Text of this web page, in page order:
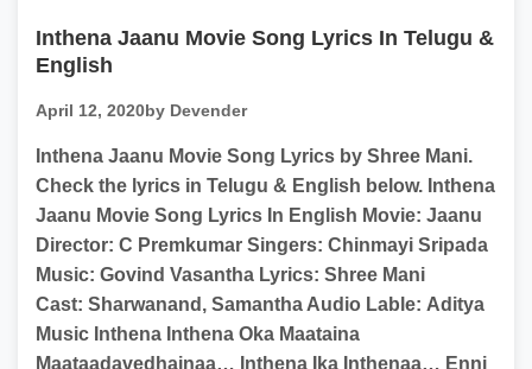
Inthena Jaanu Movie Song Lyrics In Telugu &
English
April 12, 2020by Devender
Inthena Jaanu Movie Song Lyrics by Shree Mani.
Check the lyrics in Telugu & English below. Inthena
Jaanu Movie Song Lyrics In English Movie: Jaanu
Director: C Premkumar Singers: Chinmayi Sripada
Music: Govind Vasantha Lyrics: Shree Mani
Cast: Sharwanand, Samantha Audio Lable: Aditya
Music Inthena Inthena Oka Maataina
Maataadavedhainaa… Inthena Ika Inthenaa… Enni